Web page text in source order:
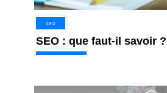
SEO
SEO : que faut-il savoir ?